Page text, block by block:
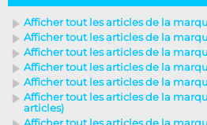
Afficher tout les articles de la
Afficher tout les articles de la
Afficher tout les articles de la
Afficher tout les articles de la
Afficher tout les articles de la
Afficher tout les articles de la
articles)